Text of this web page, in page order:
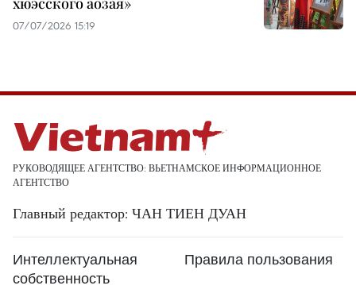
07/07/2026 15:19
РУКОВОДЯЩЕЕ АГЕНТСТВО: ВЬЕТНАМСКОЕ ИНФОРМАЦИОННОЕ
АГЕНТСТВО
Главный редактор: ЧАН ТИЕН ДУАН
Интеллектуальная
собственность
Правила пользования